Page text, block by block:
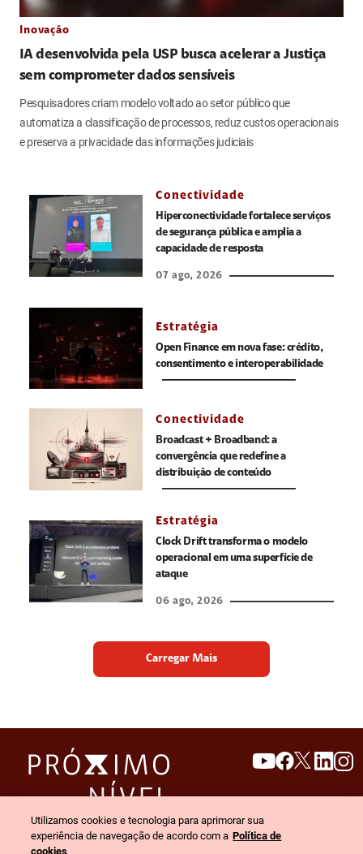
Inovação
IA desenvolvida pela USP busca acelerar a Justiça
sem comprometer dados sensíveis
Pesquisadores criam modelo voltado ao setor público que
automatiza a classificação de processos, reduz custos operacionais
e preserva a privacidade das informações judiciais
Conectividade
Hiperconectividade fortalece serviços
de segurança pública e amplia a
capacidade de resposta
07 ago, 2026
Estratégia
Open Finance em nova fase: crédito,
consentimento e interoperabilidade
Conectividade
Broadcast + Broadband: a
convergência que redefine a
distribuição de conteúdo
Estratégia
Clock Drift transforma o modelo
operacional em uma superfície de
ataque
06 ago, 2026
Carregar Mais
search
Utilizamos cookies e tecnologia para aprimorar sua
experiência de navegação de acordo com a Política de
cookies